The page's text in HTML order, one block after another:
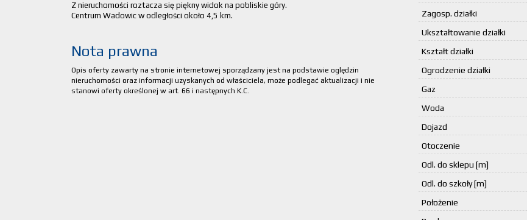
Z nieruchomości roztacza się piękny widok na pobliskie góry.
Centrum Wadowic w odległości około 4,5 km.
Nota prawna
Opis oferty zawarty na stronie internetowej sporządzany jest na podstawie oględzin
nieruchomości oraz informacji uzyskanych od właściciela, może podlegać aktualizacji i nie
stanowi oferty określonej w art. 66 i następnych K.C.
Zagosp. działki
Ukształtowanie działki
Kształt działki
Ogrodzenie działki
Gaz
Woda
Dojazd
Otoczenie
Odl. do sklepu [m]
Odl. do szkoły [m]
Położenie